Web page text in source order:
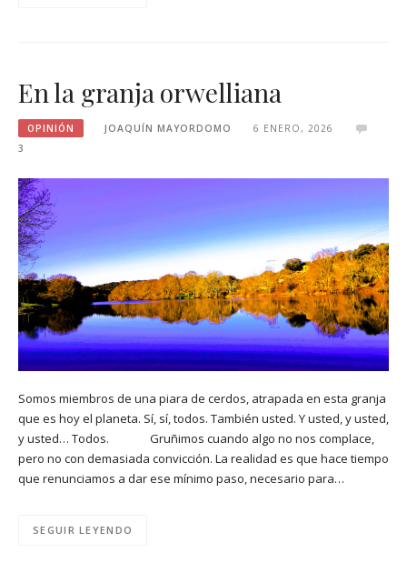
En la granja orwelliana
OPINIÓN JOAQUÍN MAYORDOMO
6 ENERO, 2026
3
Somos miembros de una piara de cerdos, atrapada en esta granja
que es hoy el planeta. Sí, sí, todos. También usted. Y usted, y usted,
y usted… Todos. Gruñimos cuando algo no nos complace,
pero no con demasiada convicción. La realidad es que hace tiempo
que renunciamos a dar ese mínimo paso, necesario para…
SEGUIR LEYENDO